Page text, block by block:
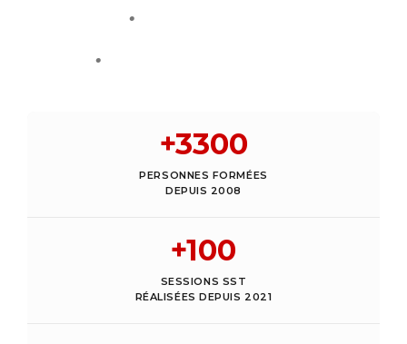
·
·
PERSONNES FORMÉES
DEPUIS 2008
SESSIONS SST
RÉALISÉES DEPUIS 2021